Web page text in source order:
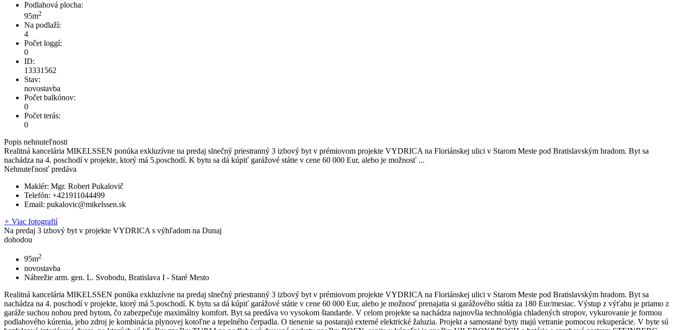
Podlahová plocha:
95m2
Na podlaží:
4
Počet loggí:
0
ID:
13331562
Stav:
novostavba
Počet balkónov:
0
Počet terás:
0
Popis nehnuteľnosti
Realitná kancelária MIKELSSEN ponúka exkluzívne na predaj slnečný priestranný 3 izbový byt v prémiovom projekte VYDRICA na Floriánskej ulici v Starom Meste pod Bratislavským hradom. Byt sa
nachádza na 4. poschodí v projekte, ktorý má 5.poschodí. K bytu sa dá kúpiť garážové státie v cene 60 000 Eur, alebo je možnosť ...
Nehnuteľnosť predáva
Maklér: Mgr. Robert Pukalovič
Telefón: +421911044499
Email: pukalovic@mikelssen.sk
+ Viac fotografií
Na predaj 3 izbový byt v projekte VYDRICA s výhľadom na Dunaj
dohodou
95m2
novostavba
Nábrežie arm. gen. L. Svobodu, Bratislava I - Staré Mesto
Realitná kancelária MIKELSSEN ponúka exkluzívne na predaj slnečný priestranný 3 izbový byt v prémiovom projekte VYDRICA na Floriánskej ulici v Starom Meste pod Bratislavským hradom. Byt sa
nachádza na 4. poschodí v projekte, ktorý má 5.poschodí. K bytu sa dá kúpiť garážové státie v cene 60 000 Eur, alebo je možnosť prenajatia si garážového státia za 180 Eur/mesiac. Výstup z výťahu je priamo z
garáže suchou nohou pred bytom, čo zabezpečuje maximálny komfort. Byt sa predáva vo vysokom štandarde. V celom projekte sa nachádza najnovšia technológia chladených stropov, vykurovanie je formou
podlahového kúrenia, jeho zdroj je kombinácia plynovej kotoľne a tepelného čerpadla. O tienenie sa postarajú externé elektrické žaluzia. Projekt a samostané byty majú vetranie pomocou rekuperácie. V byte sú